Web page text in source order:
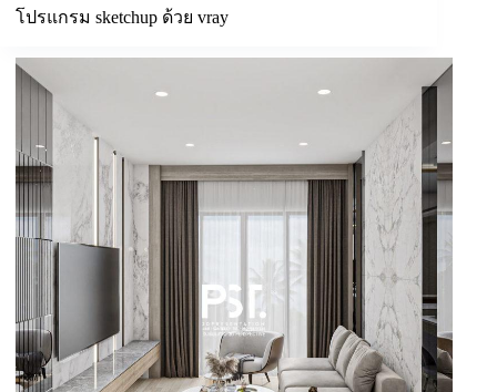
โปรแกรม sketchup ด้วย vray